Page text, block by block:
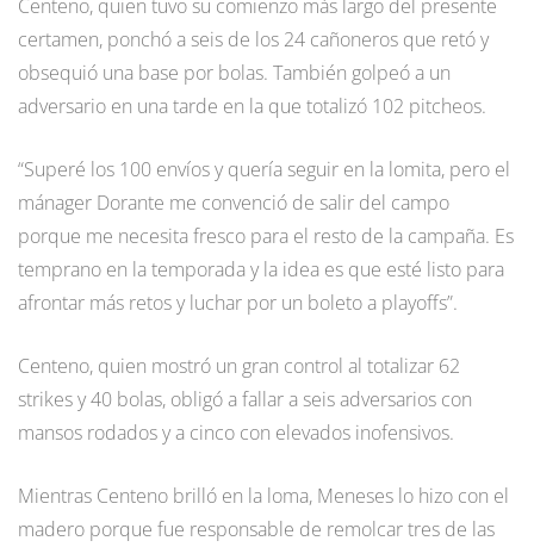
Centeno, quien tuvo su comienzo más largo del presente
certamen, ponchó a seis de los 24 cañoneros que retó y
obsequió una base por bolas. También golpeó a un
adversario en una tarde en la que totalizó 102 pitcheos.
“Superé los 100 envíos y quería seguir en la lomita, pero el
mánager Dorante me convenció de salir del campo
porque me necesita fresco para el resto de la campaña. Es
temprano en la temporada y la idea es que esté listo para
afrontar más retos y luchar por un boleto a playoffs”.
Centeno, quien mostró un gran control al totalizar 62
strikes y 40 bolas, obligó a fallar a seis adversarios con
mansos rodados y a cinco con elevados inofensivos.
Mientras Centeno brilló en la loma, Meneses lo hizo con el
madero porque fue responsable de remolcar tres de las